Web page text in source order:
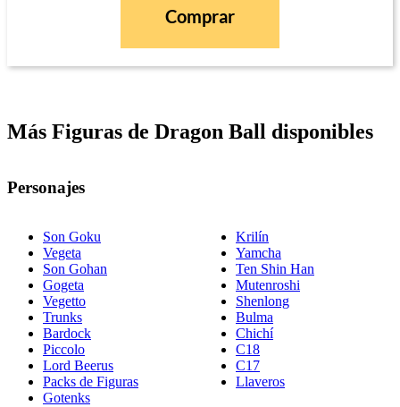
Comprar
Más Figuras de Dragon Ball disponibles
Personajes
Son Goku
Vegeta
Son Gohan
Gogeta
Vegetto
Trunks
Bardock
Piccolo
Lord Beerus
Packs de Figuras
Gotenks
Krilín
Yamcha
Ten Shin Han
Mutenroshi
Shenlong
Bulma
Chichí
C18
C17
Llaveros